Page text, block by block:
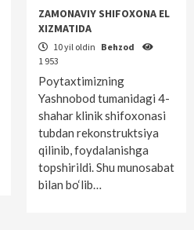
ZAMONAVIY SHIFOXONA EL
XIZMATIDA
10 yil oldin Behzod
1 953
Poytaxtimizning
Yashnobod tumanidagi 4-
shahar klinik shifoxonasi
tubdan rekonstruktsiya
qilinib, foydalanishga
topshirildi. Shu munosabat
bilan bo‘lib…